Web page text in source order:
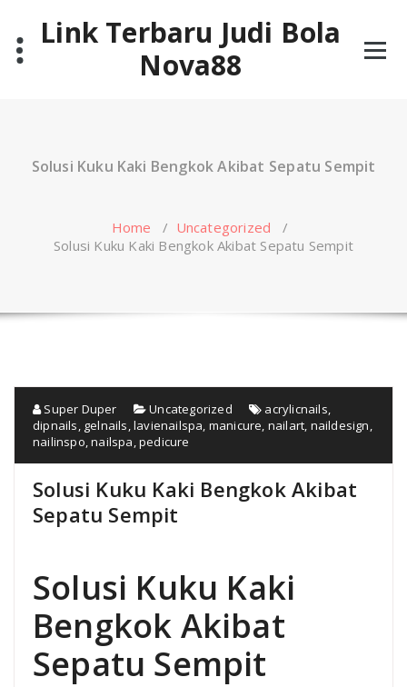
contentLink Terbaru Judi Bola
Nova88
Solusi Kuku Kaki Bengkok Akibat Sepatu Sempit
Home / Uncategorized /
Solusi Kuku Kaki Bengkok Akibat Sepatu Sempit
Super Duper Uncategorized acrylicnails
dipnails gelnails ,lavienailspa manicure nailart naildesign
nailinspo ,nailspa ,pedicure
Solusi Kuku Kaki Bengkok Akibat
Sepatu Sempit
Solusi Kuku Kaki
Bengkok Akibat
Sepatu Sempit